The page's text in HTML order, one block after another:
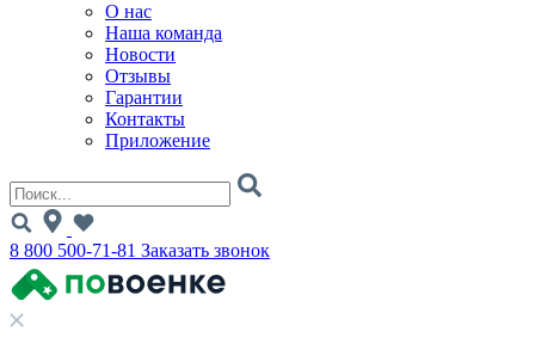
О нас
Наша команда
Новости
Отзывы
Гарантии
Контакты
Приложение
8 800 500-71-81 Заказать звонок